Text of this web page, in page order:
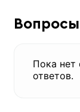
Пока нет
ответов.